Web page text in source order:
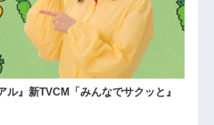
』新TVCM「みんなでサクッと』